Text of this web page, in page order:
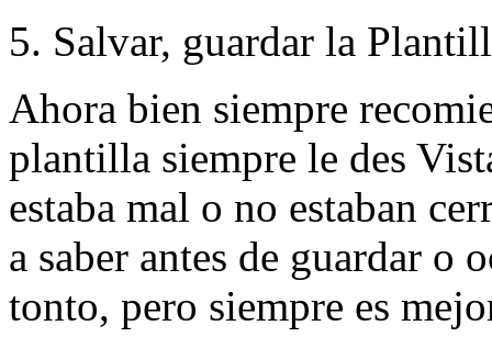
Salvar, guardar la
Ahora bien siempre
plantilla siempre le des
estaba mal o no estaban
a saber antes de guardar o
tonto, pero siempre es